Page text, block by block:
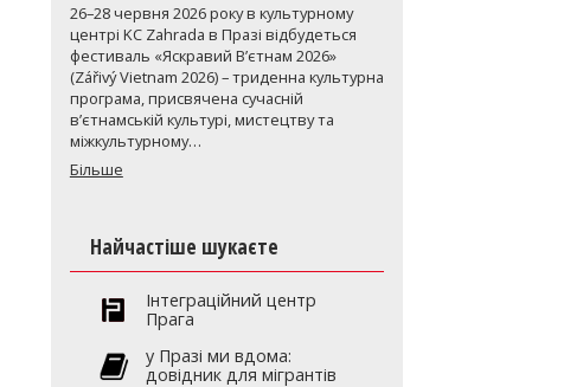
26–28 червня 2026 року в культурному
центрі KC Zahrada в Празі відбудеться
фестиваль «Яскравий В’єтнам 2026»
(Zářivý Vietnam 2026) – триденна культурна
програма, присвячена сучасній
в’єтнамській культурі, мистецтву та
міжкультурному…
Більше
Найчастіше шукаєте
Інтеграційний центр
Прага
y Празі ми вдома:
довідник для мігрантів